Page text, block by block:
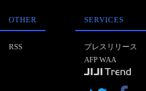
OTHER
RSS
SERVICES
プレスリリース
AFP WAA